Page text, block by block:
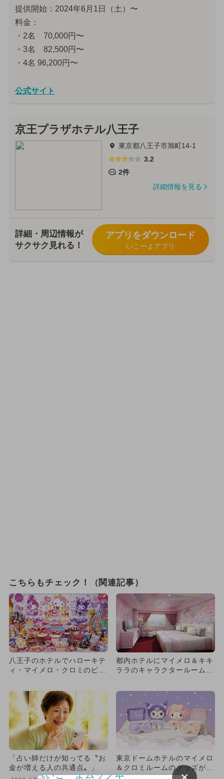
提供開始：2024年6月1日（土）〜
料金：
・2名 70,000円〜
・3名 82,500円〜
・4名 96,200円〜
公式サイト
京王プラザホテル八王子
東京都八王子市旭町14-1
3.2
2件
詳細情報を見る
詳細・周辺情報が
サクサク見れる！
アプリをダウンロード
いこーよアプリ
こちらもチェック！（関連記事）
八王子のホテルでハローキテ
ィ・マイメロ・クロミのビュ
都内ホテルにマイメロ＆キキ
ララのキャラクタールーム世
「占い師だけが知ってる〝お
金が増える人の共通点〟」
東京ドームホテルのマイメロ
＆クロミルームのグッズが一
新 開業25周年の豪華特典